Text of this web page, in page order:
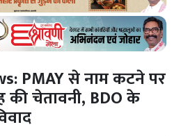
PMAY से नाम कटने पर
चेतावनी, BDO के